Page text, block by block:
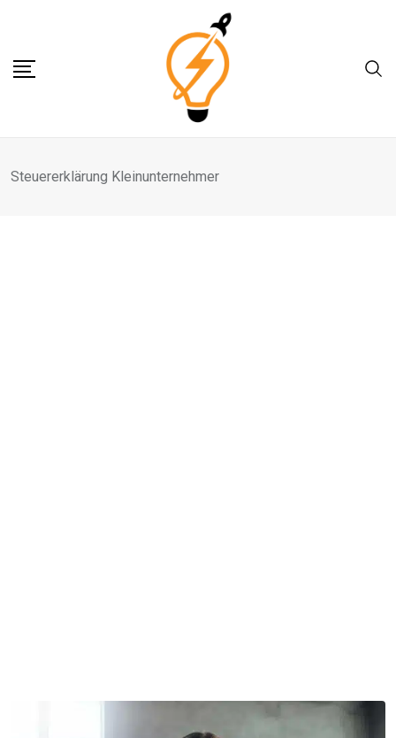
content
Steuererklärung Kleinunternehmer